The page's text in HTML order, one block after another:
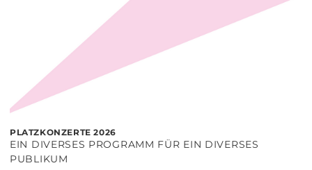
PLATZKONZERTE 2026
EIN DIVERSES PROGRAMM FÜR EIN DIVERSES
PUBLIKUM